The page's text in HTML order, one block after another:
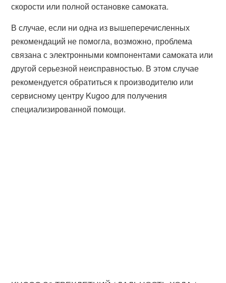
скорости или полной остановке самоката.
В случае, если ни одна из вышеперечисленных
рекомендаций не помогла, возможно, проблема
связана с электронными компонентами самоката или
другой серьезной неисправностью. В этом случае
рекомендуется обратиться к производителю или
сервисному центру Kugoo для получения
специализированной помощи.